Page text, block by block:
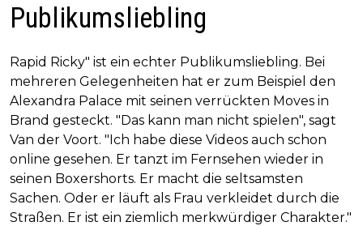
Publikumsliebling
Rapid Ricky" ist ein echter Publikumsliebling. Bei
mehreren Gelegenheiten hat er zum Beispiel den
Alexandra Palace mit seinen verrückten Moves in
Brand gesteckt. "Das kann man nicht spielen", sagt
Van der Voort. "Ich habe diese Videos auch schon
online gesehen. Er tanzt im Fernsehen wieder in
seinen Boxershorts. Er macht die seltsamsten
Sachen. Oder er läuft als Frau verkleidet durch die
Straßen. Er ist ein ziemlich merkwürdiger Charakter."